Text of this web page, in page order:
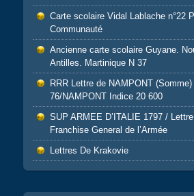
Carte scolaire Vidal Lablache n°22
Communauté
Ancienne carte scolaire Guyane.
Antilles. Martinique N 37
RRR Lettre de NAMPONT
76/NAMPONT Indice 20 600
SUP ARMEE D’ITALIE 1797 /
Franchise General de l’Armée
Lettres De Krakovie